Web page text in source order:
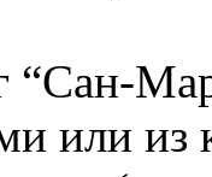
“Сан-
или